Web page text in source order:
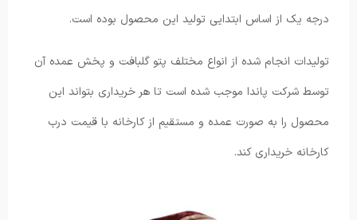
درجه یک از اساس ابتدایی تولید این محصول بوده است.
تولیدات انجام شده از انواع مختلف پتو گلبافت و پخش عمده آن
توسط شرکت پاندا موجب شده است تا هر خریداری بتواند این
محصول را به صورت عمده و مستقیم از کارخانه با قیمت درب
کارخانه خریداری کند.